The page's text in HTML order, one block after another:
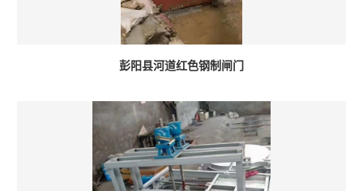
彭阳县河道红色钢制闸门